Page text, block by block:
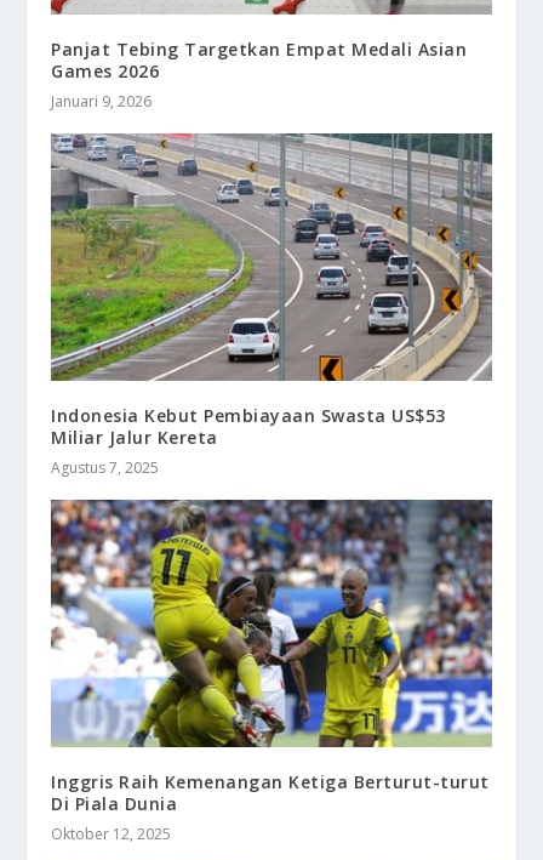
Panjat Tebing Targetkan Empat Medali Asian
Games 2026
Januari 9, 2026
Indonesia Kebut Pembiayaan Swasta US$53
Miliar Jalur Kereta
Agustus 7, 2025
Inggris Raih Kemenangan Ketiga Berturut-turut
Di Piala Dunia
Oktober 12, 2025